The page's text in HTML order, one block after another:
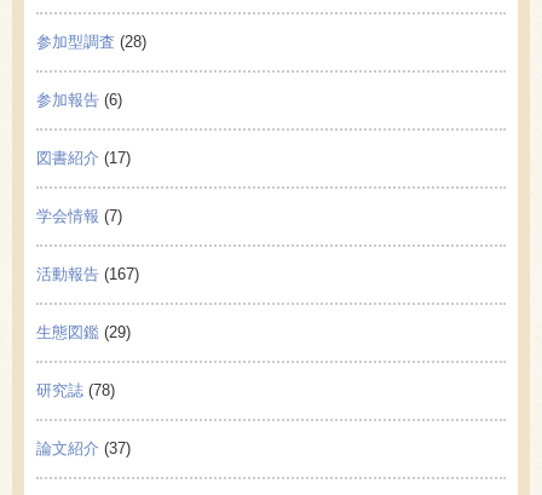
参加型調査 (28)
参加報告 (6)
図書紹介 (17)
学会情報 (7)
活動報告 (167)
生態図鑑 (29)
研究誌 (78)
論文紹介 (37)